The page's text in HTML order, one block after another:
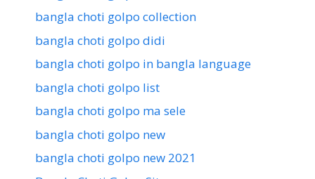
bangla choti golpo collection
bangla choti golpo didi
bangla choti golpo in bangla language
bangla choti golpo list
bangla choti golpo ma sele
bangla choti golpo new
bangla choti golpo new 2021